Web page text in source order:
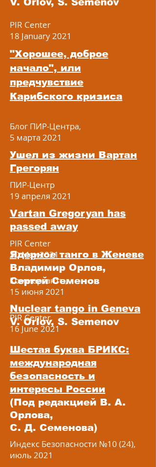
PIR Center
18 January 2021
"Хорошее, доброе
начало", или
предчувствие
Карибского кризиса
Блог ПИР-Центра,
5 марта 2021
Ушел из жизни Вартан
Грегорян
ПИР-Центр
19 апреля 2021
Vartan Gregoryan has
passed away
Ядерное танго в Женеве
Владимир Орлов,
Сергей Семенов
Nuclear tango in Geneva
V. Orlov, S. Semenov
PIR Center
30 May 2021
Коммерсантъ,
15 июня 2021
PIR Center,
16 June 2021
Шестая буква БРИКС:
международная
безопасность и
интересы России
(Под редакцией В. А.
Орлова,
С. Д. Семенова)
Индекс Безопасности №10 (24),
июль 2021